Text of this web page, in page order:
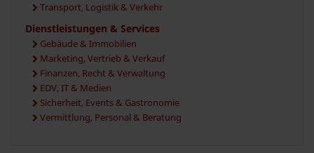
Transport, Logistik & Verkehr
Dienstleistungen & Services
Gebäude & Immobilien
Marketing, Vertrieb & Verkauf
Finanzen, Recht & Verwaltung
EDV, IT & Medien
Sicherheit, Events & Gastronomie
Vermittlung, Personal & Beratung